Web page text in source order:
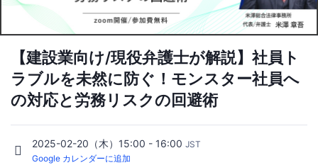
【建設業向け/現役弁護士が解説】社員ト
ラブルを未然に防ぐ！モンスター社員へ
の対応と労務リスクの回避術
2025-02-20（木）15:00 - 16:00 JST
Google カレンダーに追加